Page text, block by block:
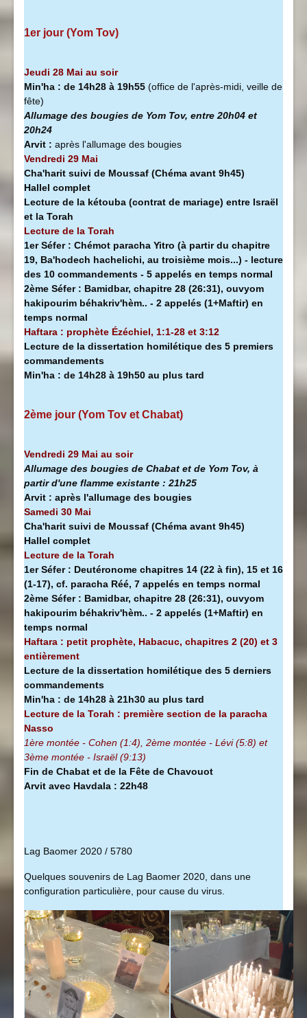
1er jour (Yom Tov)
Jeudi 28 Mai au soir
Min'ha : de 14h28 à 19h55 (office de l'après-midi, veille de
fête)
Allumage des bougies de Yom Tov, entre 20h04 et
20h24
Arvit : après l'allumage des bougies
Vendredi 29 Mai
Cha'harit suivi de Moussaf (Chéma avant 9h45)
Hallel complet
Lecture de la kétouba (contrat de mariage) entre Israël
et la Torah
Lecture de la Torah
1er Séfer : Chémot paracha Yitro (à partir du chapitre
19, Ba'hodech hachelichi, au troisième mois...) - lecture
des 10 commandements - 5 appelés en temps normal
2ème Séfer : Bamidbar, chapitre 28 (26:31), ouvyom
hakipourim béhakriv'hèm.. - 2 appelés (1+Maftir) en
temps normal
Haftara : prophète Ézéchiel, 1:1-28 et 3:12
Lecture de la dissertation homilétique des 5 premiers
commandements
Min'ha : de 14h28 à 19h50 au plus tard
2ème jour (Yom Tov et Chabat)
Vendredi 29 Mai au soir
Allumage des bougies de Chabat et de Yom Tov, à
partir d'une flamme existante : 21h25
Arvit : après l'allumage des bougies
Samedi 30 Mai
Cha'harit suivi de Moussaf (Chéma avant 9h45)
Hallel complet
Lecture de la Torah
1er Séfer : Deutéronome chapitres 14 (22 à fin), 15 et 16
(1-17), cf. paracha Réé, 7 appelés en temps normal
2ème Séfer : Bamidbar, chapitre 28 (26:31), ouvyom
hakipourim béhakriv'hèm.. - 2 appelés (1+Maftir) en
temps normal
Haftara : petit prophète, Habacuc, chapitres 2 (20) et 3
entièrement
Lecture de la dissertation homilétique des 5 derniers
commandements
Min'ha : de 14h28 à 21h30 au plus tard
Lecture de la Torah : première section de la paracha
Nasso
1ère montée - Cohen (1:4), 2ème montée - Lévi (5:8) et
3ème montée - Israël (9:13)
Fin de Chabat et de la Fête de Chavouot
Arvit avec Havdala : 22h48
Lag Baomer 2020 / 5780
Quelques souvenirs de Lag Baomer 2020, dans une
configuration particulière, pour cause du virus.